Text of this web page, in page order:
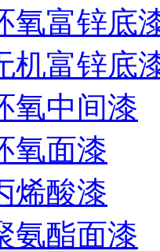
氧富锌底
机富锌底
氧中间漆
氧面漆
烯酸漆
氨酯面漆